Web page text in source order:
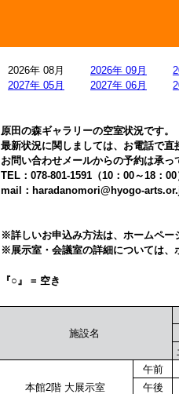
2026年 08月 2026年 09月
2027年 05月
2027年 06月
原田の森ギャラリーの空室状況です。
最新状況に関しましては、お電話で直
お問い合わせメールからの予約は承っ
TEL：078-801-1591（10：00～18：00
mail：haradanomori@hyogo-
※詳しいお申込み方法は、ホームペー
※展示室・会議室の詳細については、
『○』 = 空き
施設名
本館2階 大展示室
午前
午後